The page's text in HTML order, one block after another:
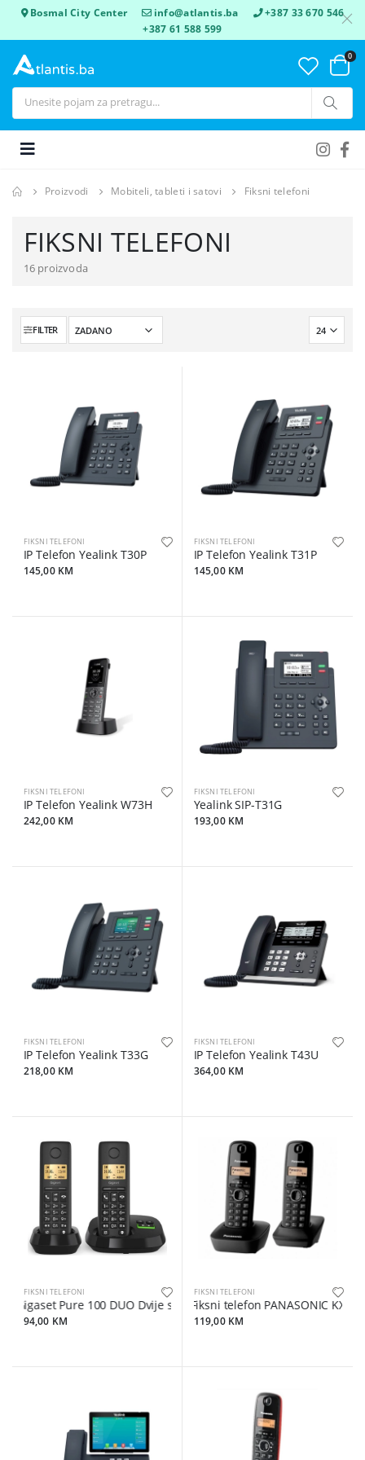
Bosmal City Center info@atlantis.ba
+387 33 670 546
+387 61 588 599
0
Proizvodi Mobiteli, tableti i satovi Fiksni telefoni
FIKSNI TELEFONI
16 proizvoda
FILTER
FIKSNI TELEFONI
IP Telefon Yealink T30P
145,00 KM
FIKSNI TELEFONI
IP Telefon Yealink T31P
145,00 KM
FIKSNI TELEFONI
IP Telefon Yealink W73H
242,00 KM
FIKSNI TELEFONI
Yealink SIP-T31G
193,00 KM
FIKSNI TELEFONI
IP Telefon Yealink T33G
218,00 KM
FIKSNI TELEFONI
IP Telefon Yealink T43U
364,00 KM
FIKSNI TELEFONI
Gigaset Pure 100 DUO Dvije slusalice
94,00 KM
FIKSNI TELEFONI
Fiksni telefon PANASONIC KX-
119,00 KM